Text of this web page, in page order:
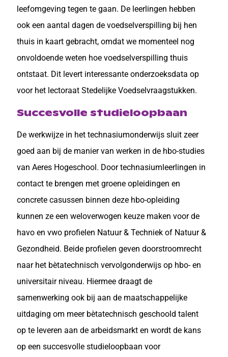
leefomgeving tegen te gaan. De leerlingen hebben
ook een aantal dagen de voedselverspilling bij hen
thuis in kaart gebracht, omdat we momenteel nog
onvoldoende weten hoe voedselverspilling thuis
ontstaat. Dit levert interessante onderzoeksdata op
voor het lectoraat Stedelijke Voedselvraagstukken.
Succesvolle studieloopbaan
De werkwijze in het technasiumonderwijs sluit zeer
goed aan bij de manier van werken in de hbo-studies
van Aeres Hogeschool. Door technasiumleerlingen in
contact te brengen met groene opleidingen en
concrete casussen binnen deze hbo-opleiding
kunnen ze een weloverwogen keuze maken voor de
havo en vwo profielen Natuur & Techniek of Natuur &
Gezondheid. Beide profielen geven doorstroomrecht
naar het bètatechnisch vervolgonderwijs op hbo- en
universitair niveau. Hiermee draagt de
samenwerking ook bij aan de maatschappelijke
uitdaging om meer bètatechnisch geschoold talent
op te leveren aan de arbeidsmarkt en wordt de kans
op een succesvolle studieloopbaan voor